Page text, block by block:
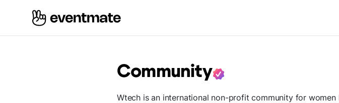
Community
Wtech is an international non-profit community for women